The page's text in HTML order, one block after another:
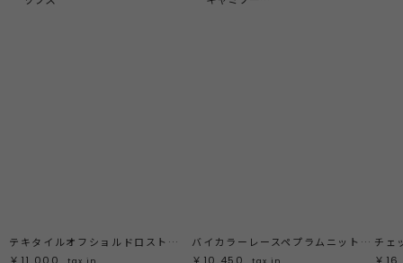
テキタイルオフショルドロストトップス
バイカラーレースペプラムニットキャミソール チェ